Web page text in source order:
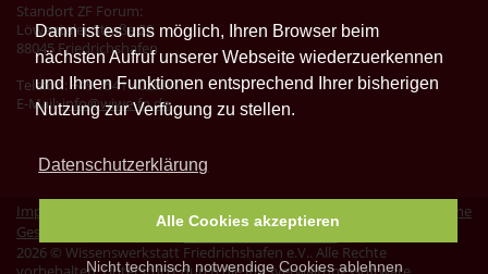
Dann ist es uns möglich, Ihren Browser beim
nächsten Aufruf unserer Webseite wiederzuerkennen
und Ihnen Funktionen entsprechend Ihrer bisherigen
Nutzung zur Verfügung zu stellen.
Datenschutzerklärung
Nicht technisch notwendige Cookies ablehnen
Alle Cookies akzeptieren
Standort ZF Forum:
Löwentaler Straße 20
88045 Friedrichshafen
Telefon: +49 7541 40299-11
E-Mail:info@wiwe-fn.de
Impressum Datenschutz | Erklärung zur Barrierefreiheit
Allgemeine
Geschäftsbedingungen|
Vertrag widerrufen
2026 © Wissenswerkstatt Friedrichshafen e.V.. Alle Rechte